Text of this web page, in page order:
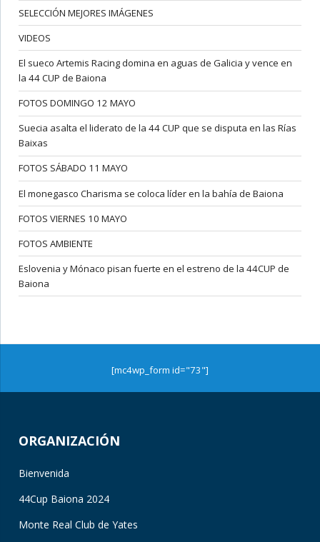
SELECCIÓN MEJORES IMÁGENES
VIDEOS
El sueco Artemis Racing domina en aguas de Galicia y vence en
la 44 CUP de Baiona
FOTOS DOMINGO 12 MAYO
Suecia asalta el liderato de la 44 CUP que se disputa en las Rías
Baixas
FOTOS SÁBADO 11 MAYO
El monegasco Charisma se coloca líder en la bahía de Baiona
FOTOS VIERNES 10 MAYO
FOTOS AMBIENTE
Eslovenia y Mónaco pisan fuerte en el estreno de la 44CUP de
Baiona
[mc4wp_form id="73"]
ORGANIZACIÓN
Bienvenida
44Cup Baiona 2024
Monte Real Club de Yates